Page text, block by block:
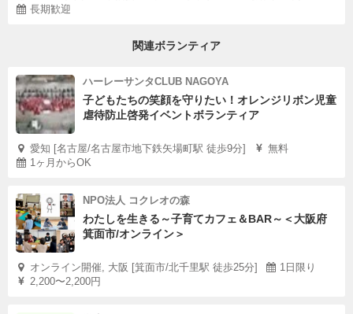
長期歓迎
関連ボランティア
ハーレーサンタCLUB NAGOYA
子どもたちの笑顔を守りたい！オレンジリボン児童
虐待防止啓発イベントボランティア
愛知 [名古屋/名古屋市地下鉄矢場町駅 徒歩9分]
無料
1ヶ月からOK
NPO法人 コクレオの森
わたしを生きる～子育てカフェ＆BAR～＜大阪府
箕面市/オンライン＞
オンライン開催, 大阪 [箕面市/北千里駅 徒歩25分]
1日限り
2,200〜2,200円